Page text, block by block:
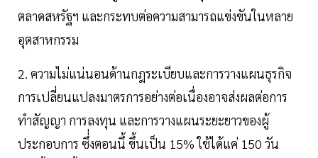
ตลาดสหรัฐฯ และกระทบต่อความสามารถแข่งขันในหลาย
อุตสาหกรรม
2. ความไม่แน่นอนด้านกฎระเบียบและการวางแผนธุรกิจ
การเปลี่ยนแปลงมาตรการอย่างต่อเนื่องอาจส่งผลต่อการ
ทำสัญญา การลงทุน และการวางแผนระยะยาวของผู้
ประกอบการ ซึ่่งตอนนึ้ ขึ้นเป็น 15% ใช้ได้แค่ 150 วัน